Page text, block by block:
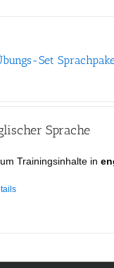
Set
Sprache
Trainingsinhalte in